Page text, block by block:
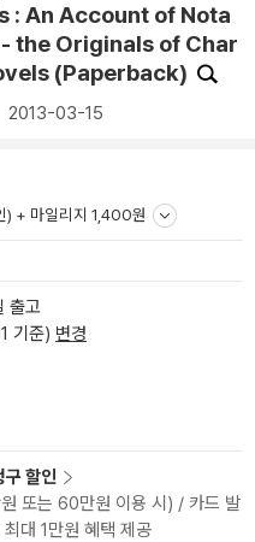
: An Account of Nota
the Originals of Char
(Paperback)
2013-03-15
) + 마일리지 1,400원
출고
기준) 변경
구 할인
또는 60만원 이용 시) / 카드 발
대 1만원 혜택 제공